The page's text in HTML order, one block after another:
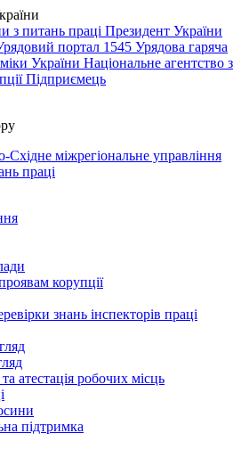
з питань праці Президент України
портал 1545 Урядова гаряча
України Національне агентство з
Підприємець
Східне міжрегіональне управління
праці
корупції
знань інспекторів праці
та атестація робочих місць
підтримка